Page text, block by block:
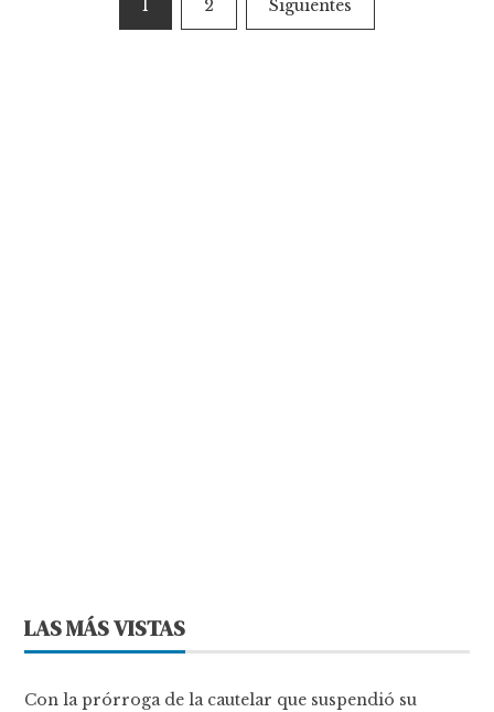
1 2 Siguientes
LAS MÁS VISTAS
Con la prórroga de la cautelar que suspendió su